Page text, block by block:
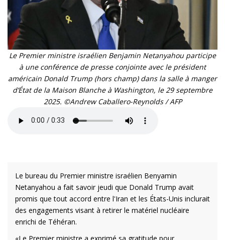
Le Premier ministre israélien Benjamin Netanyahou participe
à une conférence de presse conjointe avec le président
américain Donald Trump (hors champ) dans la salle à manger
d’État de la Maison Blanche à Washington, le 29 septembre
2025. ©Andrew Caballero-Reynolds / AFP
Le bureau du Premier ministre israélien Benyamin
Netanyahou a fait savoir jeudi que Donald Trump avait
promis que tout accord entre l'Iran et les États-Unis inclurait
des engagements visant à retirer le matériel nucléaire
enrichi de Téhéran.